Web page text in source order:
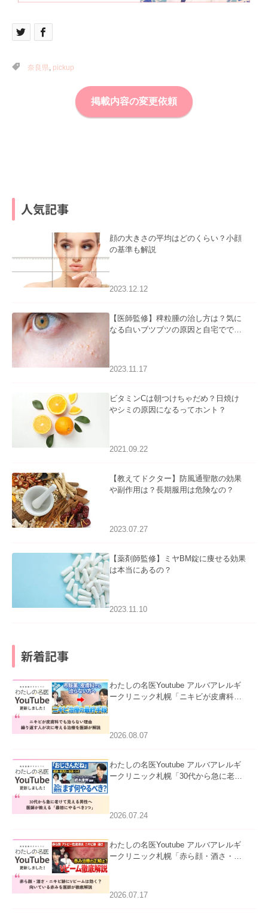
奈良県, pickup
掲載内容の変更依頼
人気記事
顔の大きさの平均はどのくらい？小顔
の基準も解説
2023.12.12
【医師監修】稗粒腫の治し方は？気に
なる白いブツブツの原因と自宅ででき
2023.11.17
ビタミンCは朝つけちゃだめ？日焼け
やシミの原因になるってホント？
2021.09.22
【教えてドクター】防風通聖散の効果
や副作用は？長期服用は危険なの？
2023.07.27
【薬剤師監修】ミヤBM錠に痩せる効果
は本当にあるの？
2023.11.10
新着記事
わたしの名医Youtube アルバアレルギ
ークリニック札幌「ニキビが皮膚科で
ました。
2026.08.07
わたしの名医Youtube アルバアレルギ
ークリニック札幌「30代から急に老け
た。
2026.07.24
わたしの名医Youtube アルバアレルギ
ークリニック札幌「赤ら顔・酒さ・ニ
ました。
2026.07.17